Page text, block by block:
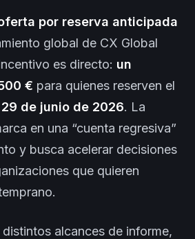
por reserva anticipada
global de CX Global
es directo: un
€ para quienes reserven el
29 de junio de 2026. La
en una “cuenta regresiva”
y busca acelerar decisiones
que quieren
alcances de informe,